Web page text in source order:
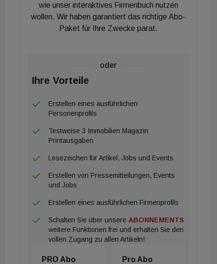
wie unser interaktives Firmenbuch nutzen
wollen. Wir haben garantiert das richtige Abo-
Paket für Ihre Zwecke parat.
oder
Ihre Vorteile
Erstellen eines ausführlichen
Personenprofils
Testweise 3 Immobilien Magazin
Printausgaben
Lesezeichen für Artikel, Jobs und Events
Erstellen von Pressemitteilungen, Events
und Jobs
Erstellen eines ausführlichen Firmenprofils
Schalten Sie über unsere ABONNEMENTS
weitere Funktionen frei und erhalten Sie den
vollen Zugang zu allen Artikeln!
PRO Abo
Pro Abo